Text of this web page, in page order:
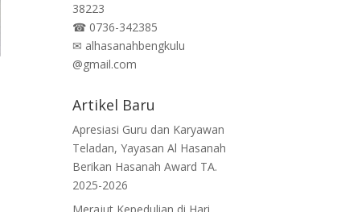
38223
☎ 0736-342385
✉ alhasanahbengkulu
@gmail.com
Artikel Baru
Apresiasi Guru dan Karyawan
Teladan, Yayasan Al Hasanah
Berikan Hasanah Award TA.
2025-2026